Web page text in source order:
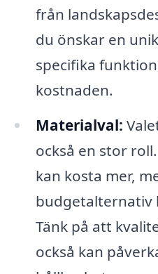
från
du önskar en
specifika
kostnaden.
Materialval:
också en stor
kan kosta mer,
budgetalternativ
Tänk på att
också kan